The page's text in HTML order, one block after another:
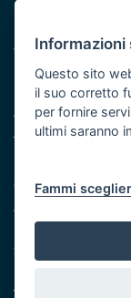
Vai al sito di
Iniziativa
Asse XI
Cookie e privacy
Atti di notifica
Feed RSS
Servizi Intranet
Informazioni
Questo sito
il suo corretto
per fornire
ultimi saranno
Fammi